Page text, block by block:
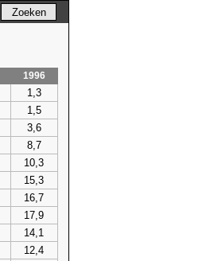
1996
1,3
1,5
3,6
8,7
10,3
15,3
16,7
17,9
14,1
12,4